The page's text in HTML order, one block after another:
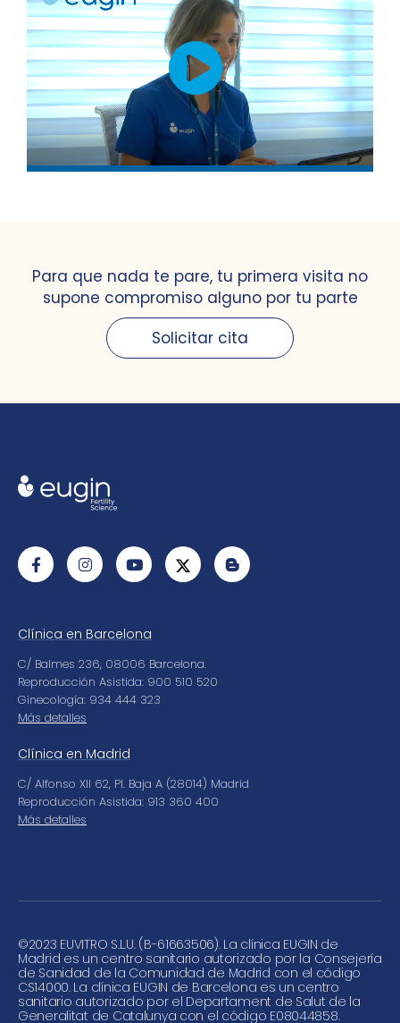
Para que nada te pare, tu primera visita no
supone compromiso alguno por tu parte
Solicitar cita
Clínica en Barcelona
C/ Balmes 236, 08006 Barcelona.
Reproducción Asistida: 900 510 520
Ginecología: 934 444 323
Más detalles
Clínica en Madrid
C/ Alfonso XII 62, Pl. Baja A (28014) Madrid
Reproducción Asistida: 913 360 400
Más detalles
©2023 EUVITRO S.L.U. (B-61663506). La clínica EUGIN de
Madrid es un centro sanitario autorizado por la Consejería
de Sanidad de la Comunidad de Madrid con el código
CS14000. La clínica EUGIN de Barcelona es un centro
sanitario autorizado por el Departament de Salut de la
Generalitat de Catalunya con el código E08044858.